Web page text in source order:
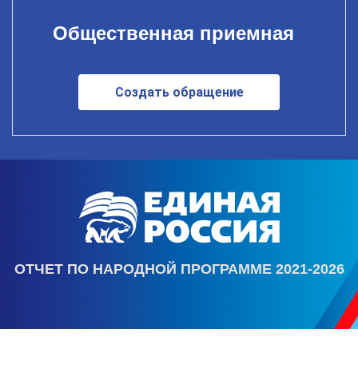
Общественная приемная
Создать обращение
ОТЧЕТ ПО НАРОДНОЙ ПРОГРАММЕ 2021-2026